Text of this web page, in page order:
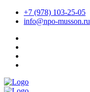
+7 (978) 103-25-05
info@npo-musson.ru